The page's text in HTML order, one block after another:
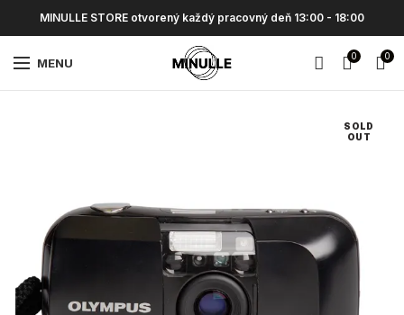
MINULLE STORE otvorený každý pracovný deň 13:00 - 18:00
MENU 0 0
SOLD
OUT